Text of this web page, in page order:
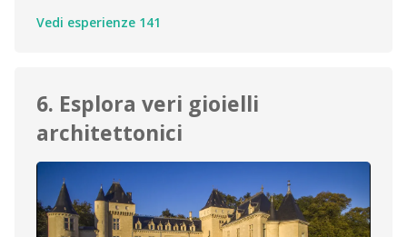
Vedi esperienze 141
6. Esplora veri gioielli
architettonici